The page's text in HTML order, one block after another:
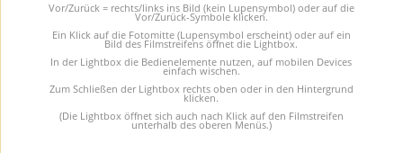
Vor/Zurück = rechts/links ins Bild (kein Lupensymbol) oder auf die
Vor/Zurück-Symbole klicken.
Ein Klick auf die Fotomitte (Lupensymbol erscheint) oder auf ein
Bild des Filmstreifens öffnet die Lightbox.
In der Lightbox die Bedienelemente nutzen, auf mobilen Devices
einfach wischen.
Zum Schließen der Lightbox rechts oben oder in den Hintergrund
klicken.
(Die Lightbox öffnet sich auch nach Klick auf den Filmstreifen
unterhalb des oberen Menüs.)